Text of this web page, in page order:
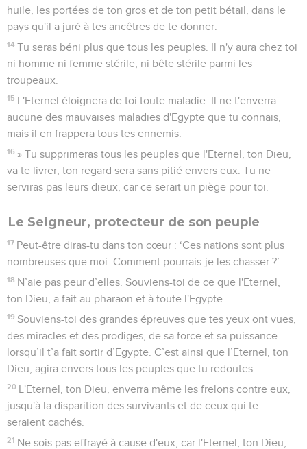
huile, les portées de ton gros et de ton petit bétail, dans le
pays qu'il a juré à tes ancêtres de te donner.
14 Tu seras béni plus que tous les peuples. Il n'y aura chez toi
ni homme ni femme stérile, ni bête stérile parmi les
troupeaux.
15 L'Eternel éloignera de toi toute maladie. Il ne t'enverra
aucune des mauvaises maladies d'Egypte que tu connais,
mais il en frappera tous tes ennemis.
16 » Tu supprimeras tous les peuples que l'Eternel, ton Dieu,
va te livrer, ton regard sera sans pitié envers eux. Tu ne
serviras pas leurs dieux, car ce serait un piège pour toi.
Le Seigneur, protecteur de son peuple
17 Peut-être diras-tu dans ton cœur : ‘Ces nations sont plus
nombreuses que moi. Comment pourrais-je les chasser ?’
18 N’aie pas peur d’elles. Souviens-toi de ce que l'Eternel,
ton Dieu, a fait au pharaon et à toute l'Egypte.
19 Souviens-toi des grandes épreuves que tes yeux ont vues,
des miracles et des prodiges, de sa force et sa puissance
lorsqu’il t’a fait sortir d’Egypte. C’est ainsi que l’Eternel, ton
Dieu, agira envers tous les peuples que tu redoutes.
20 L'Eternel, ton Dieu, enverra même les frelons contre eux,
jusqu'à la disparition des survivants et de ceux qui te
seraient cachés.
21 Ne sois pas effrayé à cause d'eux, car l'Eternel, ton Dieu,